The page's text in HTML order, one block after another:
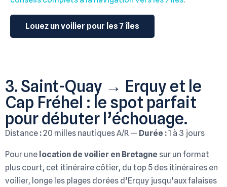
Louez un voilier pour les 7 îles
3. Saint-Quay → Erquy et le
Cap Fréhel : le spot parfait
pour débuter l’échouage.
Distance :20 milles nautiques A/R — Durée :1 à 3 jours
Pour une location de voilier en Bretagne sur un format
plus court, cet itinéraire côtier, du top 5 des itinéraires en
voilier, longe les plages dorées d’Erquy jusqu’aux falaises